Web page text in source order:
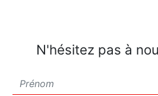
N'hésitez pas à